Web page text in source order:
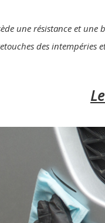
une résistance et
des intempéries